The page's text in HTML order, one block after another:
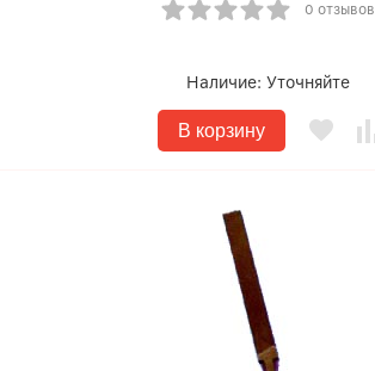
0 отзывов
Наличие: Уточняйте
В корзину